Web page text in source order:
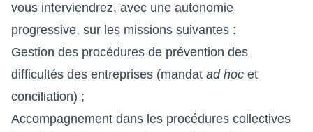
vous interviendrez, avec une autonomie
progressive, sur les missions suivantes :
Gestion des procédures de prévention des
difficultés des entreprises (mandat ad hoc et
conciliation) ;
Accompagnement dans les procédures collectives